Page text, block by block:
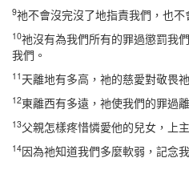
9祂不會沒完沒了地指責我們，也不
10祂沒有為我們所有的罪過懲罰我
我們。
11 天離地有多高，祂的慈愛對敬畏
12東離西有多遠，祂使我們的罪過
13父親怎樣疼惜憐愛他的兒女，上
14因為祂知道我們多麼軟弱，記念